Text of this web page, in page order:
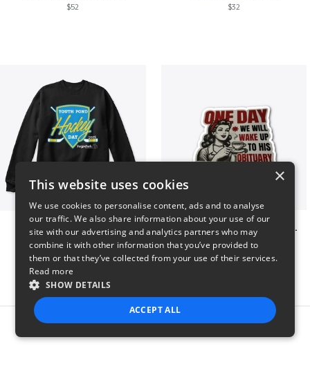
$52 $32
Youth Pond Hockey
$33
ONE DAY WE WILL WAKE UP TO HIS OBITUARY
$10
×
This website uses cookies
We use cookies to personalise content, ads and to analyse
our traffic. We also share information about your use of our
site with our advertising and analytics partners who may
combine it with other information that you’ve provided to
them or that they’ve collected from your use of their services.
Read more
SHOW DETAILS
ACCEPT ALL
STRICTLY NECESSARY PERFORMANCE